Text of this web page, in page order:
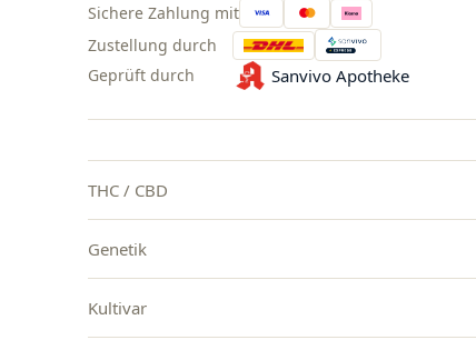
Sichere Zahlung mit
Zustellung durch
Geprüft durch
Sanvivo Apotheke
THC / CBD
Genetik
Kultivar